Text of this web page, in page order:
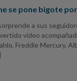
se pone bigote
a sus
vídeo
Freddie Mercury,